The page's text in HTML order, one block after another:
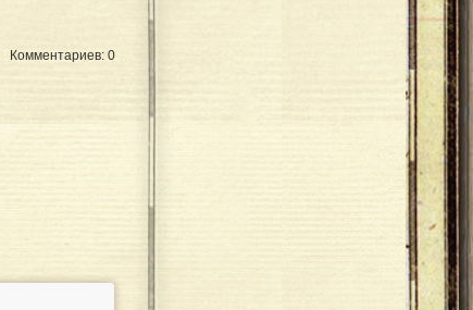
Комментариев: 0